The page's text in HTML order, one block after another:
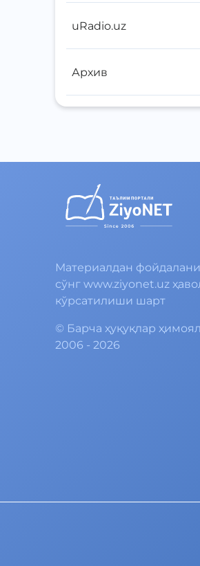
uRadio.uz
Архив
Материалдан
сўнг www.ziyonet.uz
кўрсатилиши шарт
© Барча ҳуқуқлар
2006 - 2026